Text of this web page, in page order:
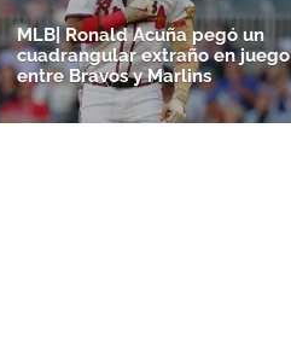
MLB| Ronald Acuña pegó un
cuadrangular extraño en juego
entre Bravos y Marlins